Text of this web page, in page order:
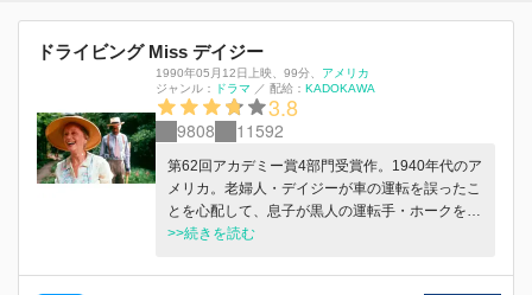
ドライビング Miss デイジー
1990年05月12日上映 99分
アメリカ
ジャンル：
ドラマ ／ 配給： KADOKAWA
3.8
9808 11592
第62回アカデミー賞4部門受賞作。1940年代のア
メリカ。老婦人・デイジーが車の運転を誤ったこ
とを心配して、息子が黒人の運転手・ホークを雇
う。最初は反発していたデイジーとホークの友情
>>続きを読む